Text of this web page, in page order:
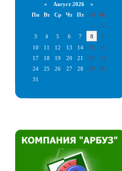
« Август 2026 »
Пн
Вт Ср Чт Пт Сб
Вс
1
2
3
4 5 6 7 8
9
10
11 12 13 14 15
16
17
18 19 20 21 22
23
24
25 26 27 28 29
30
31